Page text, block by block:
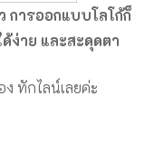
การออกแบบโลโก้ก็
ง่าย และสะดุดตา
ทักไลน์เลยค่ะ